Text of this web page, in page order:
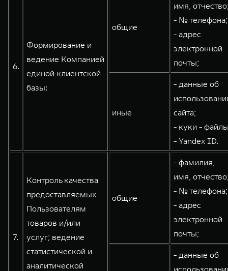
6.
Формирование и
ведение Компанией
единой клиентской
базы:
общие
имя,
- № телефона;
- адрес
электронной
почты;
иные
- данные об
сайта;
- куки -
- Yandex ID.
7.
Контроль качества
предоставляемых
Пользователям
товаров и/или
услуг; ведение
статистической и
аналитической
общие
- фамилия,
имя,
- № телефона;
- адрес
электронной
почты;
- данные об